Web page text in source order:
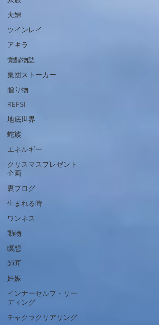
夫婦
ツインレイ
アキラ
覚醒物語
集団ストーカー
贈り物
REFSI
地底世界
蛇族
エネルギー
クリスマスプレゼント
企画
裏ブログ
生まれる時
ワンネス
動物
瞑想
師匠
妊娠
インナーセルフ・リー
ディング
チャクラクリアリング